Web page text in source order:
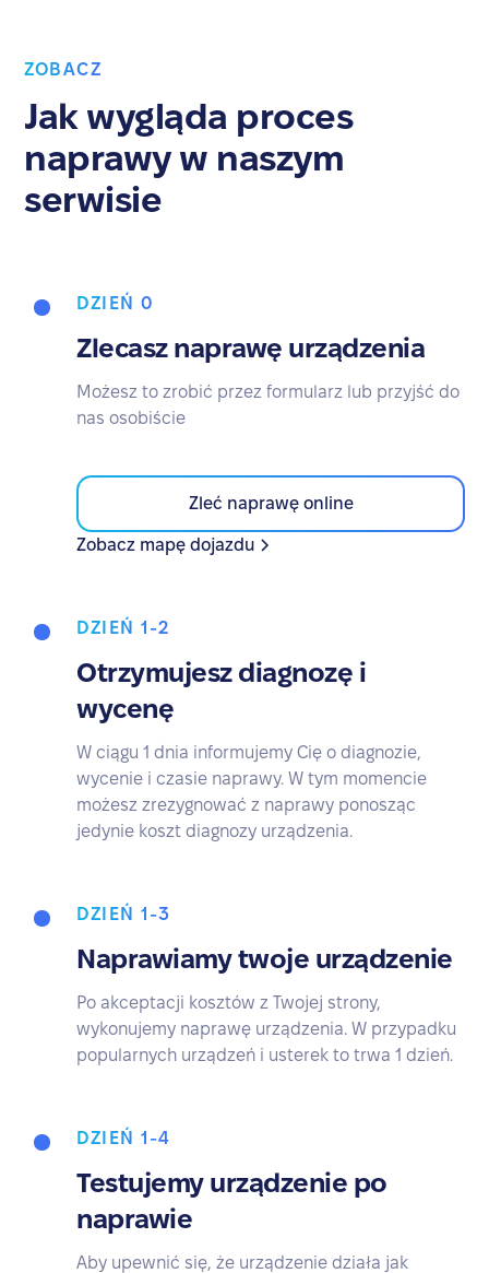
ZOBACZ
Jak wygląda proces
naprawy w naszym
serwisie
DZIEŃ 0
Zlecasz naprawę urządzenia
Możesz to zrobić przez formularz lub przyjść do
nas osobiście
Zleć naprawę online
Zobacz mapę dojazdu
DZIEŃ 1-2
Otrzymujesz diagnozę i
wycenę
W ciągu 1 dnia informujemy Cię o diagnozie,
wycenie i czasie naprawy. W tym momencie
możesz zrezygnować z naprawy ponosząc
jedynie koszt diagnozy urządzenia.
DZIEŃ 1-3
Naprawiamy twoje urządzenie
Po akceptacji kosztów z Twojej strony,
wykonujemy naprawę urządzenia. W przypadku
popularnych urządzeń i usterek to trwa 1 dzień.
DZIEŃ 1-4
Testujemy urządzenie po
naprawie
Aby upewnić się, że urządzenie działa jak